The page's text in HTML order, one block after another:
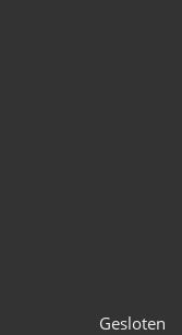
Gesloten